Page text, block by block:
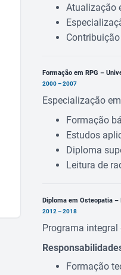
Atualização
Formação em RPG –
2000 – 2007
Especialização
Formação
Estudos
Diploma
Leitura de
Diploma em Osteopatia –
2012 – 2018
Programa
Formação